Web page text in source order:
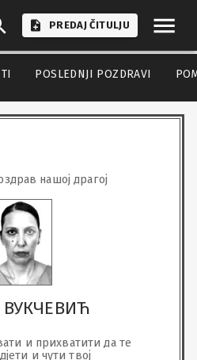
PREDAJ ČITULJU
POSLEDNJI POZDRAVI
нашој драгој
и прихватити да те
и чути твој